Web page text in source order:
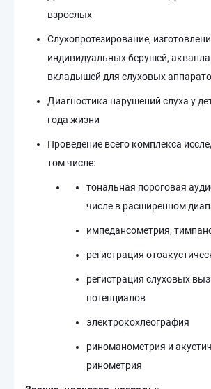
взрослых
Слухопротезирование,
индивидуальных берушей,
вкладышей для слуховых
Диагностика нарушений слуха у
года жизни
Проведение всего комплекса
том числе:
тональная пороговая
числе в расширенном
импедансометрия,
регистрация
регистрация слуховых
потенциалов
электрокохлеография
риноманометрия и
ринометрия